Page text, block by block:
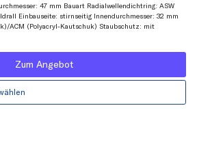
47 mm Bauart Radialwellendichtring: ASW
Einbauseite: stirnseitig Innendurchmesser: 32 mm
ACM (Polyacryl-Kautschuk) Staubschutz: mit
Zum Angebot